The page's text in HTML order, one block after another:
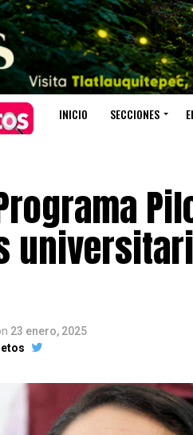
INICIO SECCIONES
23 enero, 2025